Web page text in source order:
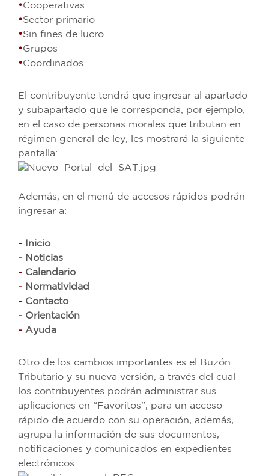
•Cooperativas
•Sector primario
•Sin fines de lucro
•Grupos
•Coordinados
El contribuyente tendrá que ingresar al apartado
y subapartado que le corresponda, por ejemplo,
en el caso de personas morales que tributan en
régimen general de ley, les mostrará la siguiente
pantalla:
Además, en el menú de accesos rápidos podrán
ingresar a:
- Inicio
- Noticias
- Calendario
- Normatividad
- Contacto
- Orientación
- Ayuda
Otro de los cambios importantes es el Buzón
Tributario y su nueva versión, a través del cual
los contribuyentes podrán administrar sus
aplicaciones en “Favoritos”, para un acceso
rápido de acuerdo con su operación, además,
agrupa la información de sus documentos,
notificaciones y comunicados en expedientes
electrónicos.